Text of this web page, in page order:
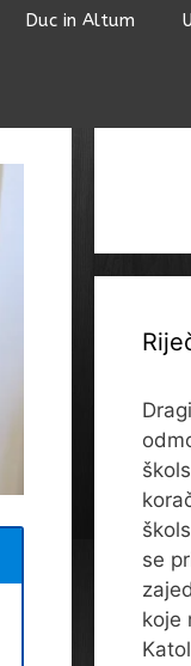
Duc in Altum
se
koje